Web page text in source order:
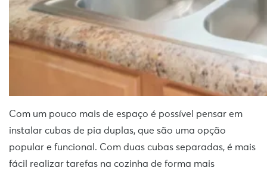
Com um pouco mais de espaço é possível pensar em
instalar cubas de pia duplas, que são uma opção
popular e funcional. Com duas cubas separadas, é mais
fácil realizar tarefas na cozinha de forma mais